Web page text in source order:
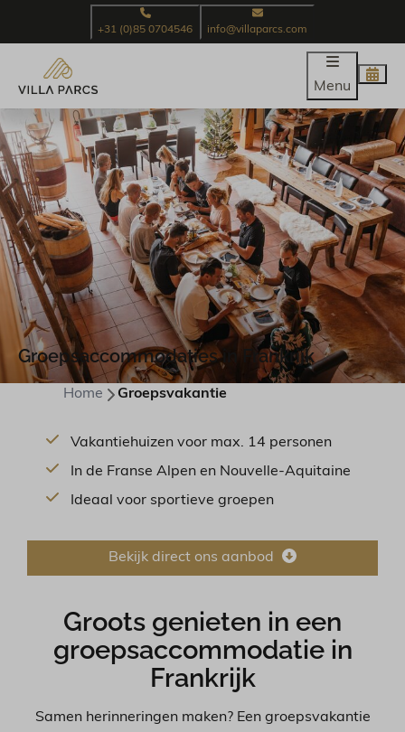
+31 (0)85 0704546 info@villaparcs.com
Menu
Groepsaccommodaties in Frankrijk
Home Groepsvakantie
Vakantiehuizen voor max. 14 personen
In de Franse Alpen en Nouvelle-Aquitaine
Ideaal voor sportieve groepen
Bekijk direct ons aanbod
Groots genieten in een
groepsaccommodatie in
Frankrijk
Samen herinneringen maken? Een groepsvakantie